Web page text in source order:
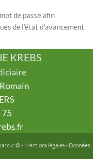
de passe afin
de l'état d'avancement
KREBS
75
© - Mentions légales- Données